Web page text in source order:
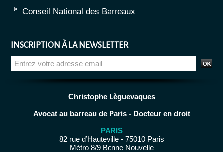
Conseil National des Barreaux
INSCRIPTION À LA NEWSLETTER
Christophe Lèguevaques
Avocat au barreau de Paris - Docteur en droit
PARIS
82 rue d’Hauteville - 75010 Paris
Métro 8/9 Bonne Nouvelle